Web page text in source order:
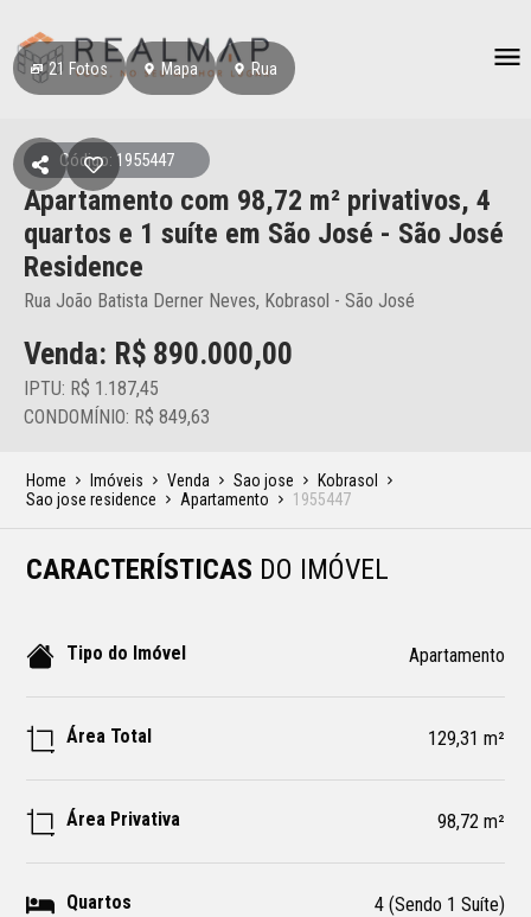
21 Fotos Mapa Rua
Código: 1955447
Apartamento com 98,72 m² privativos, 4
quartos e 1 suíte em São José - São José
Residence
Rua João Batista Derner Neves, Kobrasol - São José
Venda: R$ 890.000,00
IPTU: R$ 1.187,45
CONDOMÍNIO: R$ 849,63
Home Imóveis Venda Sao jose
Kobrasol
Sao jose residence
Apartamento 1955447
CARACTERÍSTICAS DO IMÓVEL
Tipo do Imóvel Apartamento
Área Total 129,31 m²
Área Privativa 98,72 m²
Quartos 4 (Sendo 1 Suíte)